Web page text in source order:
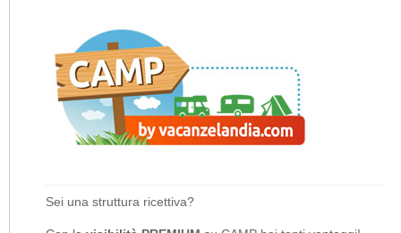
Sei una struttura ricettiva?